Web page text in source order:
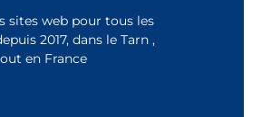
sites web pour tous les
2017, dans le Tarn ,
en France